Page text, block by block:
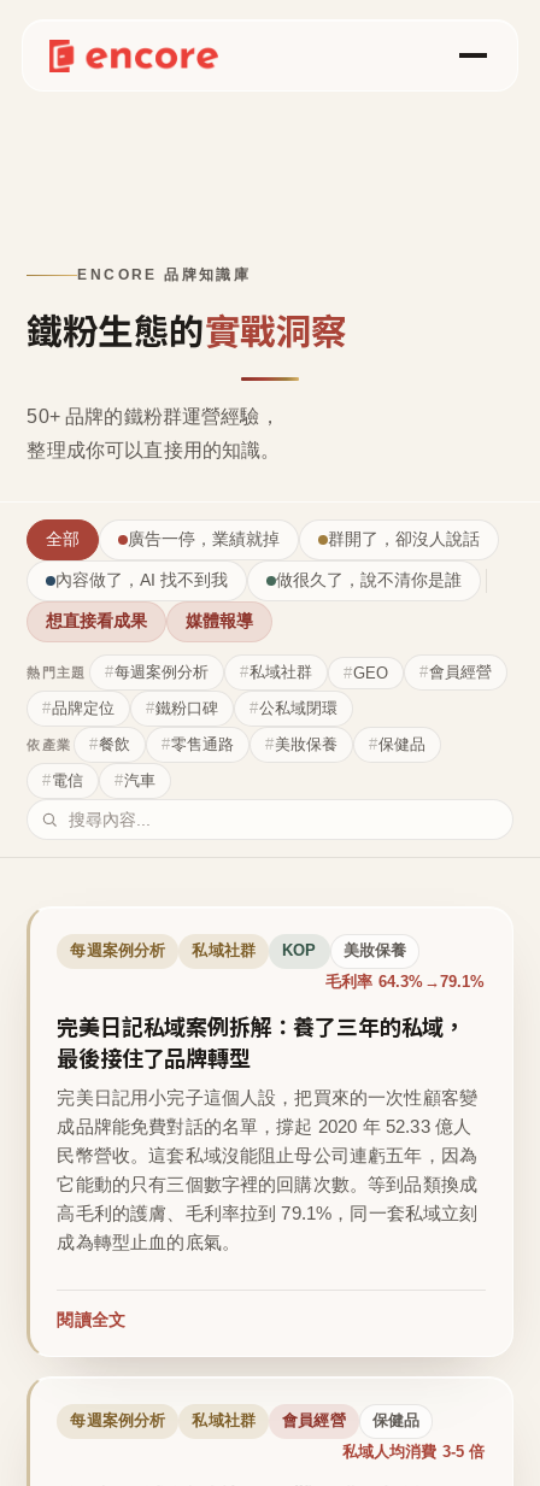
ENCORE 品牌知識庫
鐵粉生態的實戰洞察
50+ 品牌的鐵粉群運營經驗，
整理成你可以直接用的知識。
全部 廣告一停，業績就掉 群開了，卻沒人說話
內容做了，AI 找不到我 做很久了，說不清你是誰
想直接看成果 媒體報導
熱門主題 每週案例分析 私域社群 GEO
會員經營
品牌定位
鐵粉口碑 公私域閉環
依產業 餐飲 零售通路 美妝保養
保健品
電信
汽車
每週案例分析 私域社群 KOP 美妝保養
毛利率 64.3%→79.1%
完美日記私域案例拆解：養了三年的私域，
最後接住了品牌轉型
完美日記用小完子這個人設，把買來的一次性顧客變
成品牌能免費對話的名單，撐起 2020 年 52.33 億人
民幣營收。這套私域沒能阻止母公司連虧五年，因為
它能動的只有三個數字裡的回購次數。等到品類換成
高毛利的護膚、毛利率拉到 79.1%，同一套私域立刻
成為轉型止血的底氣。
閱讀全文
每週案例分析 私域社群 會員經營 保健品
私域人均消費 3-5 倍